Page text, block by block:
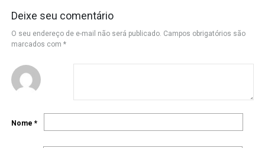
Deixe seu comentário
O seu endereço de e-mail não será publicado. Campos obrigatórios são
marcados com *
Nome *